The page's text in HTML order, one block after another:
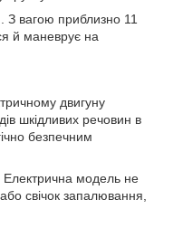
. З вагою приблизно 11
й маневрує на
двигуну
шкідливих речовин в
безпечним
. Електрична модель не
свічок запалювання,